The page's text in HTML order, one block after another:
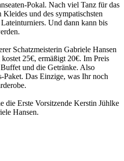
Pokal. Nach viel Tanz für das
und des sympatischsten
Und dann kann bis
Schatzmeisterin Gabriele Hansen
25€, ermäßigt 20€. Im Preis
und die Getränke. Also
Das Einzige, was Ihr noch
die Erste Vorsitzende Kerstin Jühlke
Hansen.